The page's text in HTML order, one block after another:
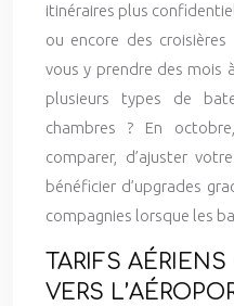
itinéraires plus
ou encore des
vous y prendre des mois
plusieurs types de
chambres ? En
comparer, d’ajuster
bénéficier d’upgrades
compagnies lorsque les
TARIFS
VERS